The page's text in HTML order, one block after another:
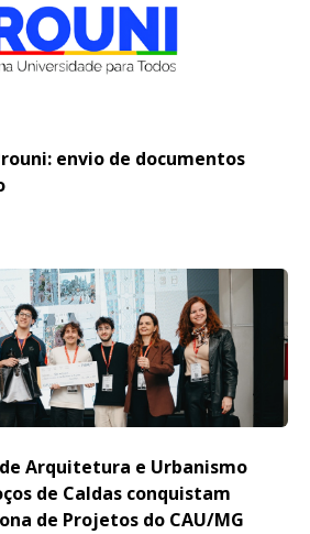
envio de documentos
Arquitetura e Urbanismo
de Caldas conquistam
de Projetos do CAU/MG